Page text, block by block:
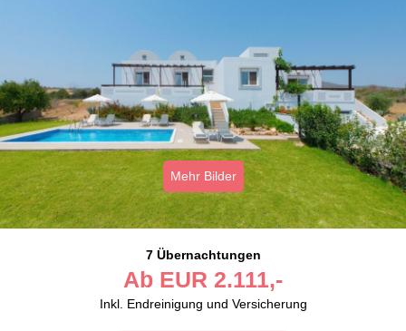
Mehr Bilder
7 Übernachtungen
Ab EUR 2.111,-
Inkl. Endreinigung und Versicherung